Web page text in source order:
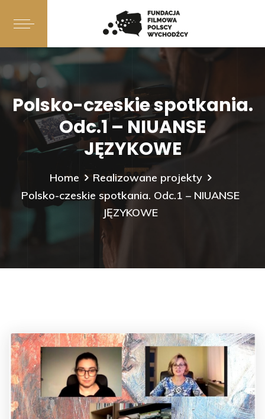
Polsko-czeskie spotkania.
Odc.1 – NIUANSE
JĘZYKOWE
Home
Realizowane projekty
Polsko-czeskie spotkania. Odc.1 – NIUANSE
JĘZYKOWE